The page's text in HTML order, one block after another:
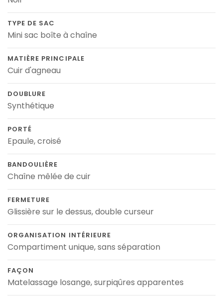
TYPE DE SAC
Mini sac boîte à chaîne
MATIÈRE PRINCIPALE
Cuir d'agneau
DOUBLURE
Synthétique
PORTÉ
Epaule, croisé
BANDOULIÈRE
Chaîne mêlée de cuir
FERMETURE
Glissière sur le dessus, double curseur
ORGANISATION INTÉRIEURE
Compartiment unique, sans séparation
FAÇON
Matelassage losange, surpiqûres apparentes